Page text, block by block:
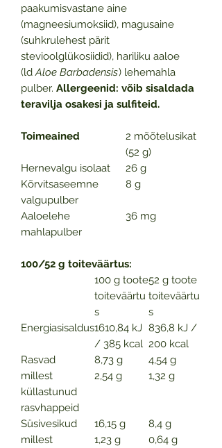
paakumisvastane aine
(magneesiumoksiid), magusaine
(suhkrulehest pärit
stevioolglükosiidid), hariliku aaloe
(ldAloe Barbadensis) lehemahla
pulber. Allergeenid: võib sisaldada
teravilja osakesi ja sulfiteid.
Toimeained
2 mõõtelusikat
(52 g)
Hernevalgu isolaat
26 g
Kõrvitsaseemne
valgupulber
8 g
Aaloelehe
mahlapulber
36 mg
100/52 g toiteväärtus:
100 g toote
toiteväärtu
s
52 g toote
toiteväärtu
s
Energiasisaldus1610,84 kJ
/ 385 kcal
836,8 kJ /
200 kcal
Rasvad
8,73 g
4,54 g
millest
küllastunud
rasvhappeid
2,54 g 1,32 g
Süsivesikud 16,15 g
8,4 g
millest
1,23 g 0,64 g